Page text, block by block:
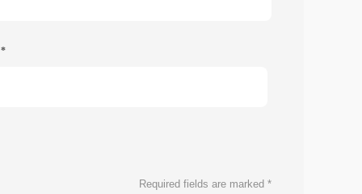
*
Required fields are marked *